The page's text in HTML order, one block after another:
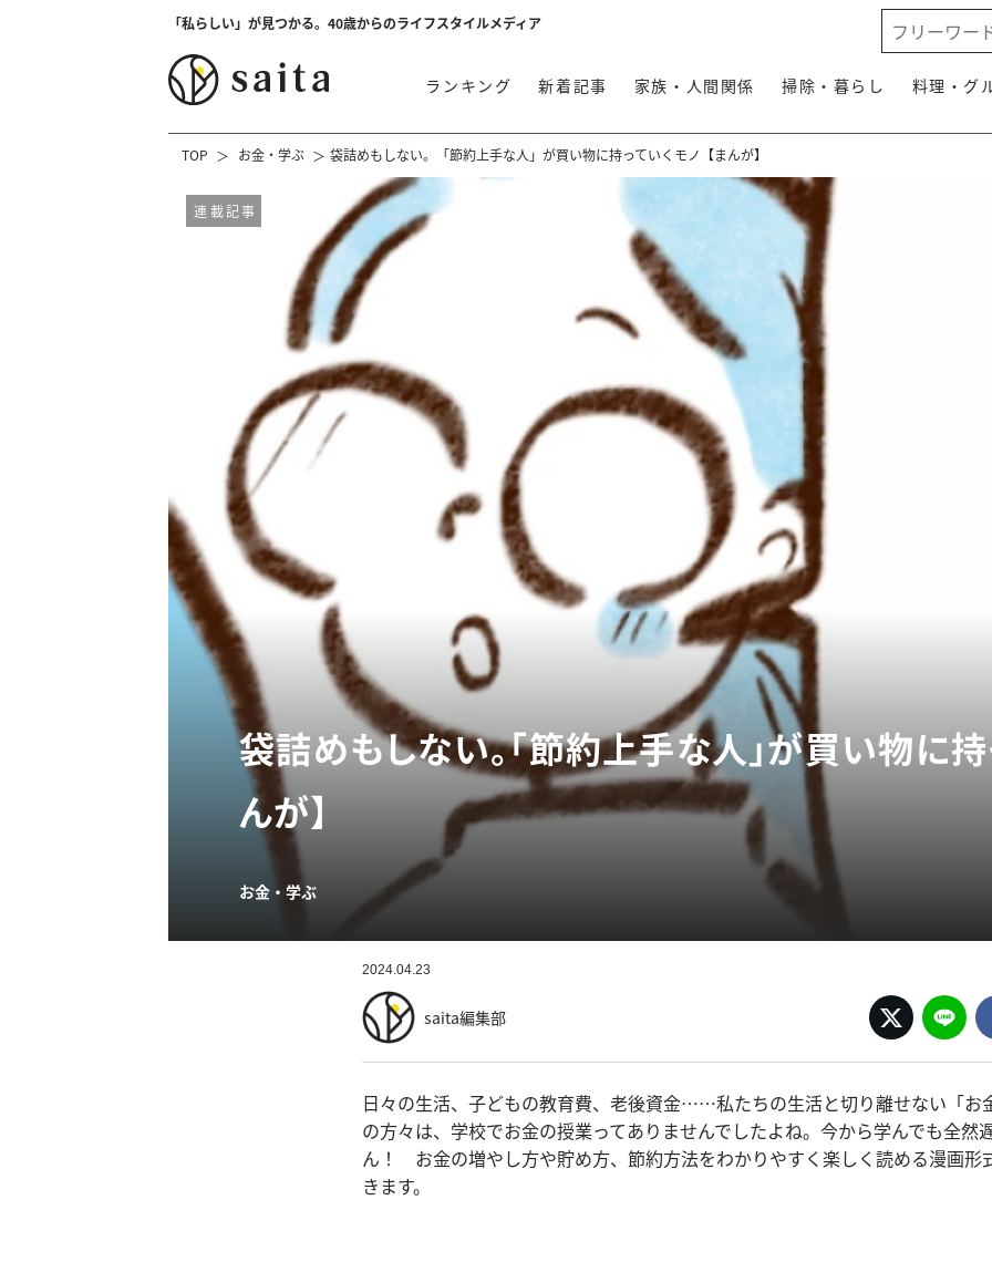
「私らしい」が見つかる。40歳からのライフスタイルメディア
ランキング 新着記事 家族・人間関係 掃除・暮らし 料理・グ
TOP お金・学ぶ 袋詰めもしない。「節約上手な人」が買い物に持っていくモノ【まんが】
連載記事
袋詰めもしない。「節約上手な人」が買い物に持
んが】
お金・学ぶ
2024.04.23
saita編集部
日々の生活、子どもの教育費、老後資金……私たちの生活と切り離せない「お
の方々は、学校でお金の授業ってありませんでしたよね。今から学んでも全然
ん！ お金の増やし方や貯め方、節約方法をわかりやすく楽しく読める漫画形
きます。